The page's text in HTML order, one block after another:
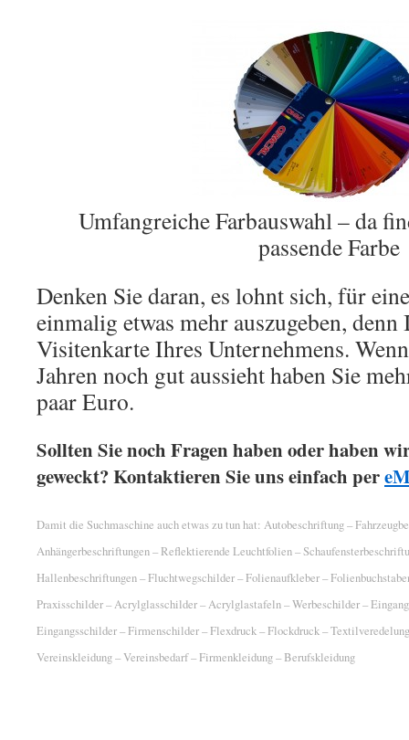
Umfangreiche Farbauswahl – da
passende Farbe
Denken Sie daran, es lohnt sich, für
einmalig etwas mehr auszugeben,
Visitenkarte Ihres Unternehmens.
Jahren noch gut aussieht haben Sie
paar Euro.
Sollten Sie noch Fragen haben oder haben
geweckt? Kontaktieren Sie uns einfach per
Damit die Suchmaschine auch etwas zu tun hat: Autobeschriftung –
Anhängerbeschriftungen – Reflektierende Leuchtfolien –
Hallenbeschriftungen – Fluchtwegschilder – Folienaufkleber –
Praxisschilder – Acrylglasschilder – Acrylglastafeln – Werbeschilder –
Eingangsschilder – Firmenschilder – Flexdruck – Flockdruck –
Vereinskleidung – Vereinsbedarf – Firmenkleidung – Berufskleidung